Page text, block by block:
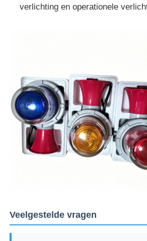
verlichting en operationele
Veelgestelde vragen